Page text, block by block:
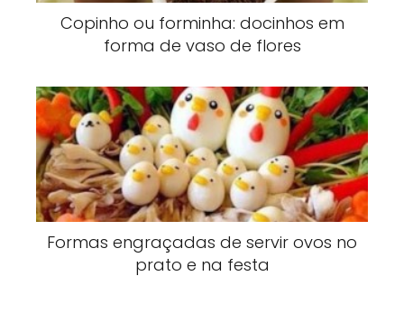
Copinho ou forminha: docinhos em
forma de vaso de flores
Formas engraçadas de servir ovos no
prato e na festa